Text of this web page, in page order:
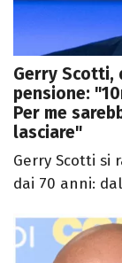
Gerry
pensione:
Per me
lasciare"
Gerry Scotti si
dai 70 anni: